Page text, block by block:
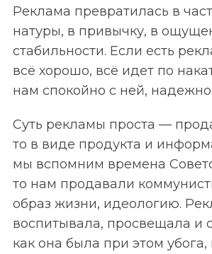
Реклама превратилась в
натуры, в привычку, в
стабильности. Если есть
всё хорошо, всё идет по
нам спокойно с ней, надежно
Суть рекламы проста —
то в виде продукта и
мы вспомним времена
то нам продавали
образ жизни, идеологию.
воспитывала, просвещала и
как она была при этом убога,